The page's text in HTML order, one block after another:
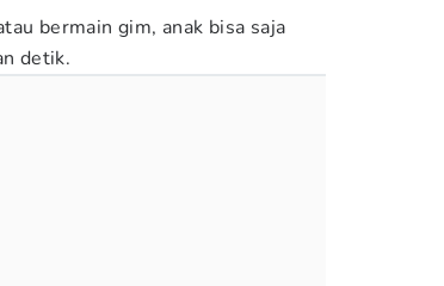
bermain gim, anak bisa saja
detik.